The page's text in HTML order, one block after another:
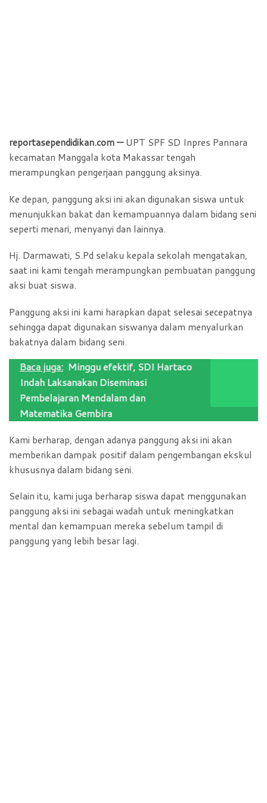
reportasependidikan.com —UPT SPF SD Inpres Pannara
kecamatan Manggala kota Makassar tengah
merampungkan pengerjaan panggung aksinya.
Ke depan, panggung aksi ini akan digunakan siswa untuk
menunjukkan bakat dan kemampuannya dalam bidang seni
seperti menari, menyanyi dan lainnya.
Hj. Darmawati, S.Pd selaku kepala sekolah mengatakan,
saat ini kami tengah merampungkan pembuatan panggung
aksi buat siswa.
Panggung aksi ini kami harapkan dapat selesai secepatnya
sehingga dapat digunakan siswanya dalam menyalurkan
bakatnya dalam bidang seni.
Baca juga: Minggu efektif, SDI Hartaco
Indah Laksanakan Diseminasi
Pembelajaran Mendalam dan
Matematika Gembira
Kami berharap, dengan adanya panggung aksi ini akan
memberikan dampak positif dalam pengembangan ekskul
khususnya dalam bidang seni.
Selain itu, kami juga berharap siswa dapat menggunakan
panggung aksi ini sebagai wadah untuk meningkatkan
mental dan kemampuan mereka sebelum tampil di
panggung yang lebih besar lagi.